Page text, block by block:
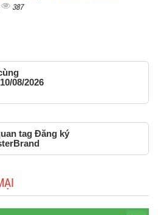
387
08/2026
tag Đăng ký